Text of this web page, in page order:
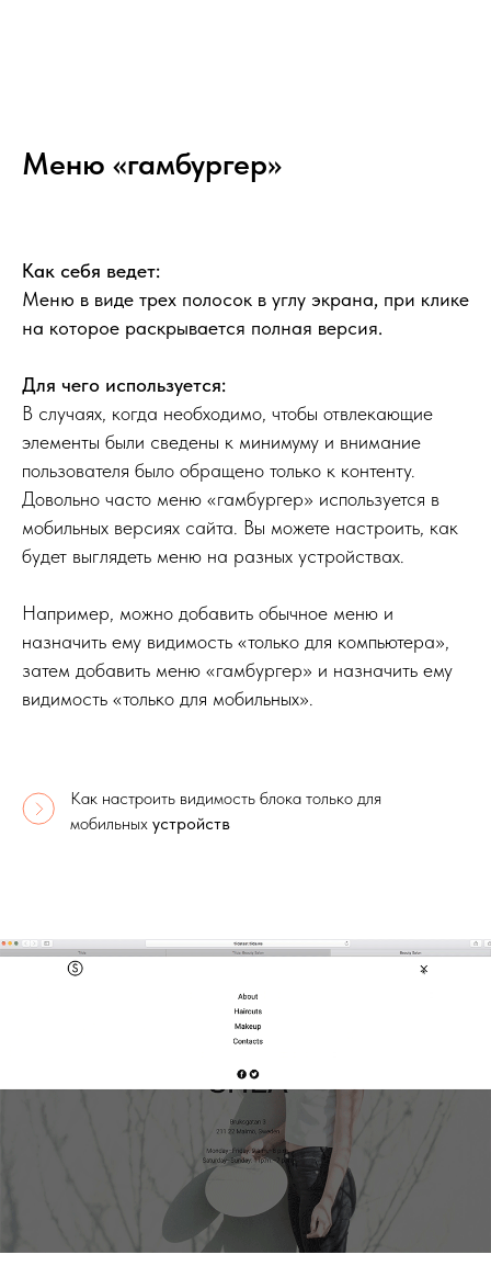
Меню «гамбургер»
Как себя ведет:
Меню в виде трех полосок в углу экрана, при клике
на которое раскрывается полная версия.
Для чего используется:
В случаях, когда необходимо, чтобы отвлекающие
элементы были сведены к минимуму и внимание
пользователя было обращено только к контенту.
Довольно часто меню «гамбургер» используется в
мобильных версиях сайта. Вы можете настроить, как
будет выглядеть меню на разных устройствах.
Например, можно добавить обычное меню и
назначить ему видимость «только для компьютера»,
затем добавить меню «гамбургер» и назначить ему
видимость «только для мобильных».
Как настроить видимость блока только для
мобильных устройств